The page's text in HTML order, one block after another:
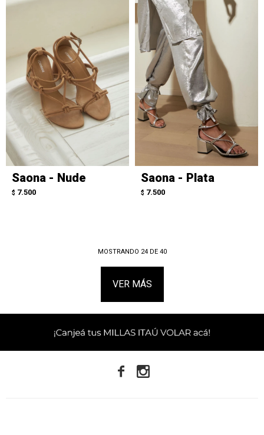
Saona - Nude
$ 7.500
Saona - Plata
$ 7.500
MOSTRANDO 24DE 40
VER MÁS
 